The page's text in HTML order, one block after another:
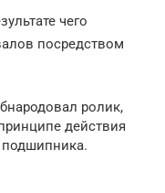
чего
посредством
ролик,
действия